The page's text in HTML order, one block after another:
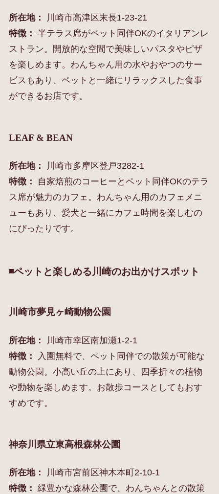
所在地：
川崎市高津区末長1-23-21
特徴： 半テラス席がペット同伴OKのイタリアンレ
ストラン。開放的な空間で美味しいパスタやピザ
を楽しめます。わんちゃん用の水やおやつのサー
ビスもあり、ペットと一緒にリラックスした食事
ができるお店です。
LEAF & BEAN
所在地：
川崎市多摩区登戸3282-1
特徴：
自家焙煎のコーヒーとペット同伴OKのテラ
ス席が魅力のカフェ。わんちゃん用のカフェメニ
ューもあり、愛犬と一緒にカフェ時間を楽しむの
にぴったりです。
◾️ペットと楽しめる川崎のお出かけスポット
川崎市夢見ヶ崎動物公園
所在地：
川崎市幸区南加瀬1-2-1
特徴：
入園無料で、ペット同伴での散策が可能な
動物公園。小高い丘の上にあり、四季折々の植物
や動物を楽しめます。お散歩コースとしてもおす
すめです。
神奈川県立東高根森林公園
所在地：
川崎市宮前区神木本町2-10-1
特徴： 緑豊かな森林公園で、わんちゃんとの散策